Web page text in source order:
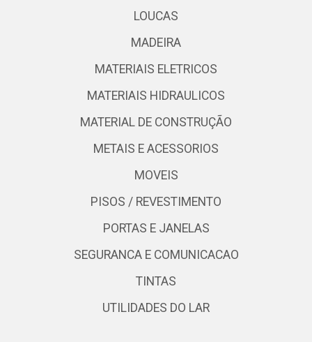
LOUCAS
MADEIRA
MATERIAIS ELETRICOS
MATERIAIS HIDRAULICOS
MATERIAL DE CONSTRUÇÃO
METAIS E ACESSORIOS
MOVEIS
PISOS / REVESTIMENTO
PORTAS E JANELAS
SEGURANCA E COMUNICACAO
TINTAS
UTILIDADES DO LAR